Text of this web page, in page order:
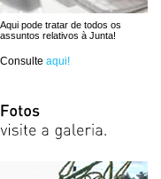
Aqui pode tratar de todos os
assuntos relativos à Junta!
Consulte aqui!